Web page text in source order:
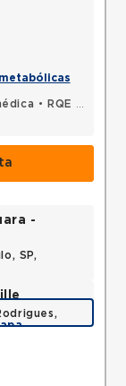
•
RQE 112334 - Endocrinologia e metabologia
-
SP,